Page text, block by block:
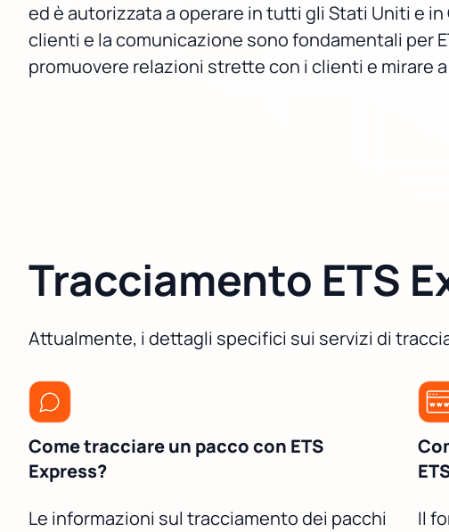
ed è autorizzata a operare in tutti gli Stati Uniti e
clienti e la comunicazione sono fondamentali per
promuovere relazioni strette con i clienti e mirare
Tracciamento ETS
Attualmente, i dettagli specifici sui servizi di
Come tracciare un pacco con ETS
Express?
Le informazioni sul tracciamento dei pacchi
Il